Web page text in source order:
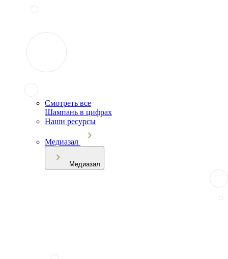
Смотреть все
Шампань в цифрах
Наши ресурсы
Медиазал
Медиазал